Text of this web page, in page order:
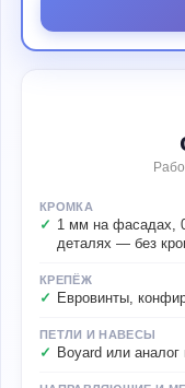
КРОМКА
1 мм на фасадах,
деталях — без
КРЕПЁЖ
Евровинты,
ПЕТЛИ И НАВЕСЫ
Boyard или